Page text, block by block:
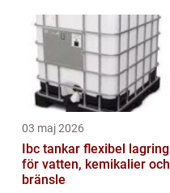
03 maj 2026
Ibc tankar flexibel lagring
för vatten, kemikalier och
bränsle